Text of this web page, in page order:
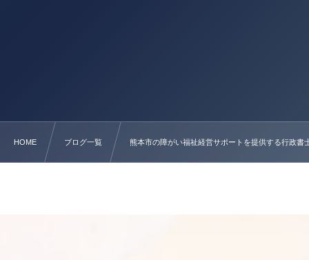
HOME ブログ一覧 熊本市の障がい福祉経営サポートを提供する行政書